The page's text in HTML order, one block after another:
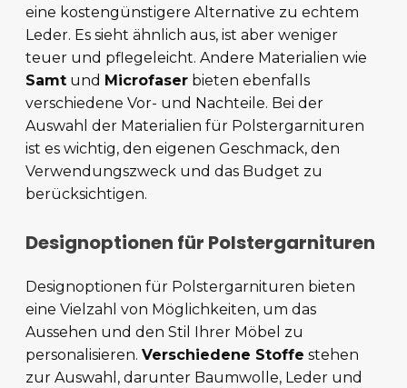
eine kostengünstigere Alternative zu echtem
Leder. Es sieht ähnlich aus, ist aber weniger
teuer und pflegeleicht. Andere Materialien wie
Samt und Microfaser bieten ebenfalls
verschiedene Vor- und Nachteile. Bei der
Auswahl der Materialien für Polstergarnituren
ist es wichtig, den eigenen Geschmack, den
Verwendungszweck und das Budget zu
berücksichtigen.
Designoptionen für Polstergarnituren
Designoptionen für Polstergarnituren bieten
eine Vielzahl von Möglichkeiten, um das
Aussehen und den Stil Ihrer Möbel zu
personalisieren. Verschiedene Stoffe stehen
zur Auswahl, darunter Baumwolle, Leder und